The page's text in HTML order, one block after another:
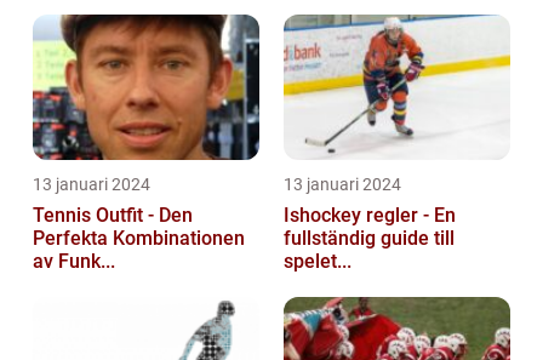
13 januari 2024
Tennis Outfit - Den
Perfekta Kombinationen
av Funk...
13 januari 2024
Ishockey regler - En
fullständig guide till
spelet...